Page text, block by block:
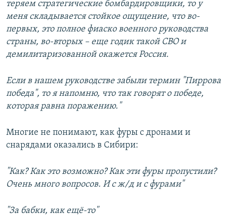
теряем стратегические бомбардировщики, то у
меня складывается стойкое ощущение, что во-
первых, это полное фиаско военного руководства
страны, во-вторых – еще годик такой СВО и
демилитаризованной окажется Россия.
Если в нашем руководстве забыли термин "Пиррова
победа", то я напомню, что так говорят о победе,
которая равна поражению."
Многие не понимают, как фуры с дронами и
снарядами оказались в Сибири:
"Как? Как это возможно? Как эти фуры пропустили?
Очень много вопросов. И с ж/д и с фурами"
"За бабки, как ещё-то"